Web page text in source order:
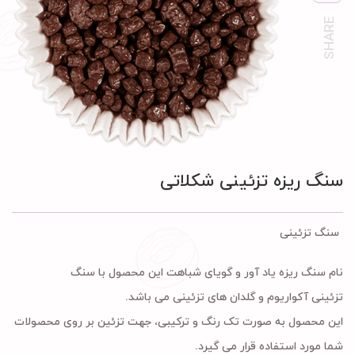
سنگ ریزه تزئینی شکلاتی
سنگ تزئینی
نام سنگ ریزه یاد آور و گویای شباهت این محصول با سنگ
تزئینی آکواریوم و گلدان های تزئینی می باشد.
این محصول به صورت تک رنگ و ترکیبی، جهت تزئین بر روی محصولات
شما مورد استفاده قرار می گیرد.